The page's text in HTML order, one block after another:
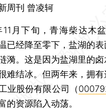
周刊 曾凌轲
下旬，青海柴达木盆
已经降至零下，盐湖的
漪。这是因为盐湖里的
难结冰。但两年来，拥
业股份有限公司（
的资源陷入动荡。